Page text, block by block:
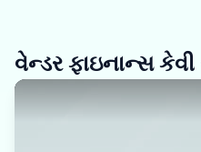
વેન્ડર ફાઇનાન્સ કેવી